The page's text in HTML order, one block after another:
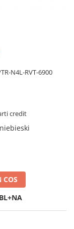
N4L-RVT-6900
credit
COS